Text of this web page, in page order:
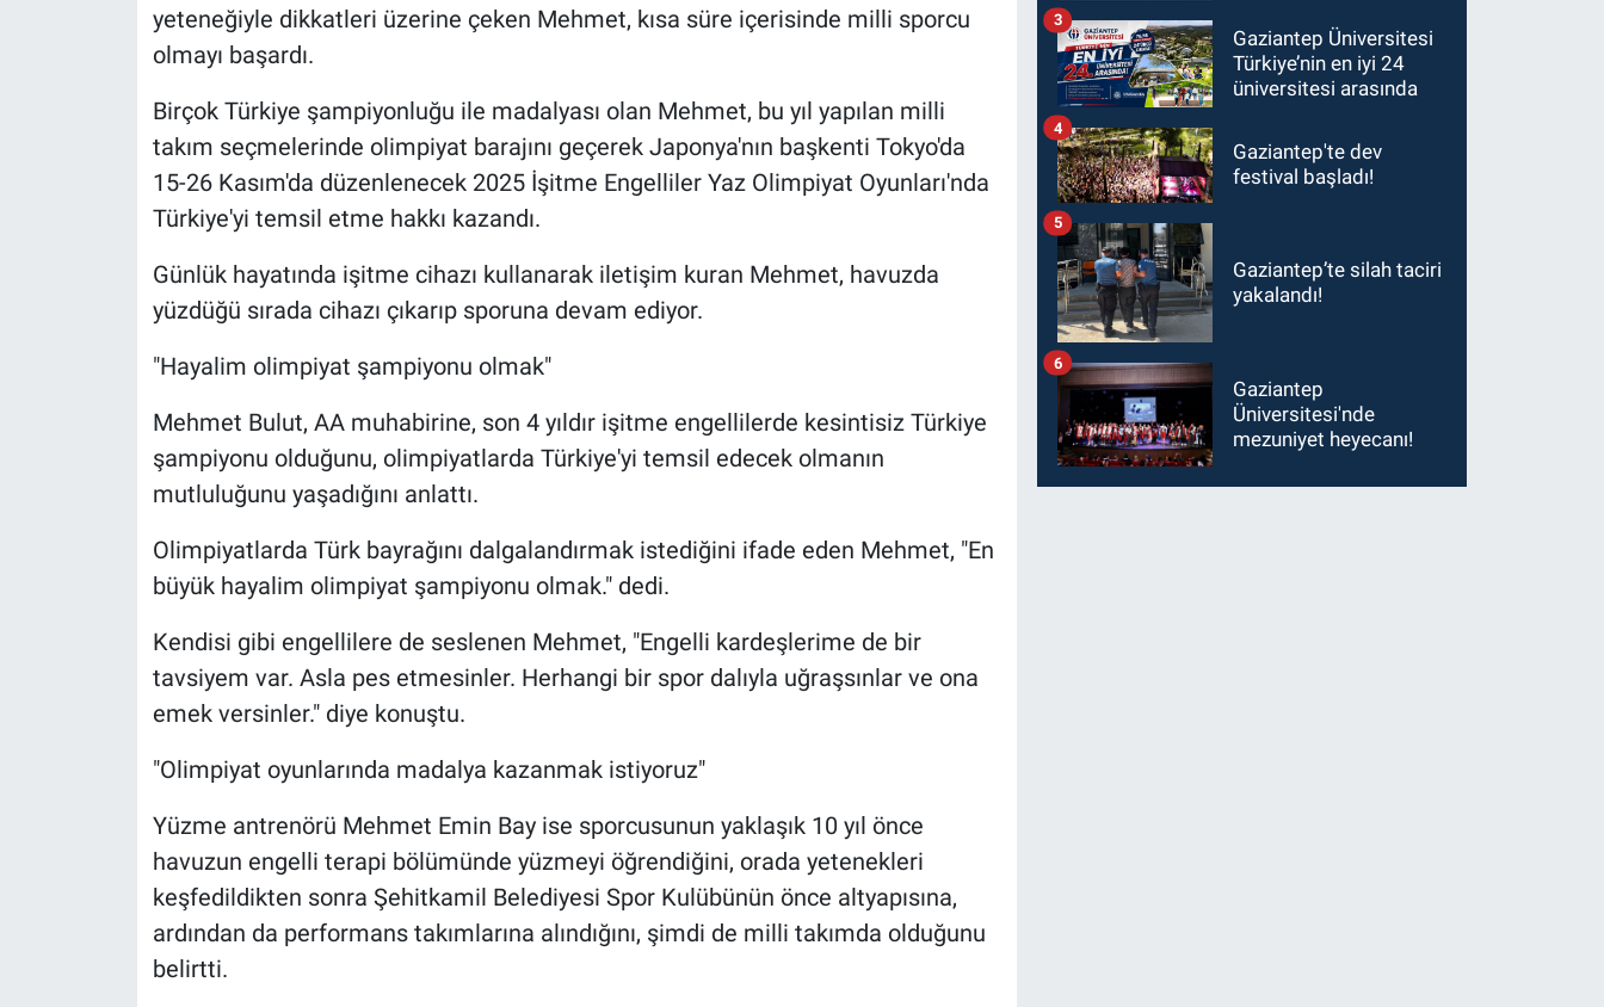
yeteneğiyle dikkatleri üzerine çeken Mehmet, kısa süre içerisinde milli sporcu
olmayı başardı.
Birçok Türkiye şampiyonluğu ile madalyası olan Mehmet, bu yıl yapılan milli
takım seçmelerinde olimpiyat barajını geçerek Japonya'nın başkenti Tokyo'da
15-26 Kasım'da düzenlenecek 2025 İşitme Engelliler Yaz Olimpiyat Oyunları'nda
Türkiye'yi temsil etme hakkı kazandı.
Günlük hayatında işitme cihazı kullanarak iletişim kuran Mehmet, havuzda
yüzdüğü sırada cihazı çıkarıp sporuna devam ediyor.
"Hayalim olimpiyat şampiyonu olmak"
Mehmet Bulut, AA muhabirine, son 4 yıldır işitme engellilerde kesintisiz Türkiye
şampiyonu olduğunu, olimpiyatlarda Türkiye'yi temsil edecek olmanın
mutluluğunu yaşadığını anlattı.
Olimpiyatlarda Türk bayrağını dalgalandırmak istediğini ifade eden Mehmet, "En
büyük hayalim olimpiyat şampiyonu olmak." dedi.
Kendisi gibi engellilere de seslenen Mehmet, "Engelli kardeşlerime de bir
tavsiyem var. Asla pes etmesinler. Herhangi bir spor dalıyla uğraşsınlar ve ona
emek versinler." diye konuştu.
"Olimpiyat oyunlarında madalya kazanmak istiyoruz"
Yüzme antrenörü Mehmet Emin Bay ise sporcusunun yaklaşık 10 yıl önce
havuzun engelli terapi bölümünde yüzmeyi öğrendiğini, orada yetenekleri
keşfedildikten sonra Şehitkamil Belediyesi Spor Kulübünün önce altyapısına,
ardından da performans takımlarına alındığını, şimdi de milli takımda olduğunu
belirtti.
Şimşek’e ziyaret!
Gaziantep Üniversitesi
Türkiye’nin en iyi 24
üniversitesi arasında
3
Gaziantep'te dev
festival başladı!
4
Gaziantep’te silah taciri
yakalandı!
5
Gaziantep
Üniversitesi'nde
mezuniyet heyecanı!
6